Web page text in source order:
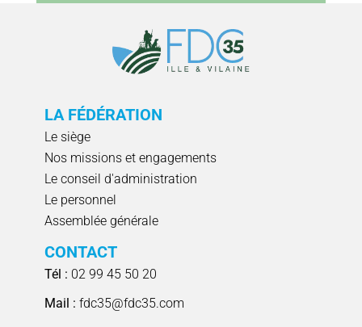
LA FÉDÉRATION
Le siège
Nos missions et engagements
Le conseil d'administration
Le personnel
Assemblée générale
CONTACT
Tél : 02 99 45 50 20
Mail : fdc35@fdc35.com